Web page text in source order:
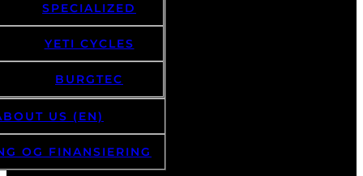
SPECIALIZED
YETI CYCLES
BURGTEC
US (EN)
OG FINANSIERING